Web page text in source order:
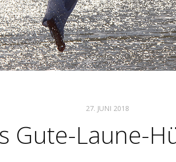
27. JUNI 2018
Gute-Laune-